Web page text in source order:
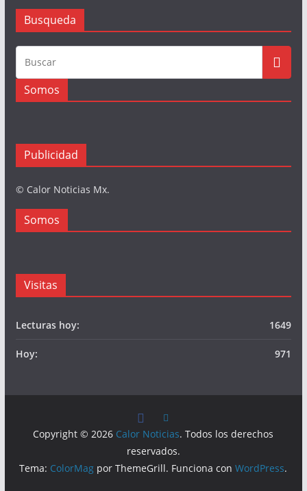
Busqueda
Somos
Publicidad
© Calor Noticias Mx.
Somos
Visitas
1649
Lecturas hoy:
971
Hoy:
Copyright © 2026 Calor Noticias. Todos los derechos
reservados.
Tema: ColorMag por ThemeGrill. Funciona conWordPress.